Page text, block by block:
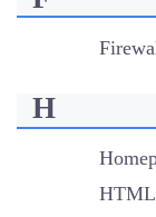
H
HTML